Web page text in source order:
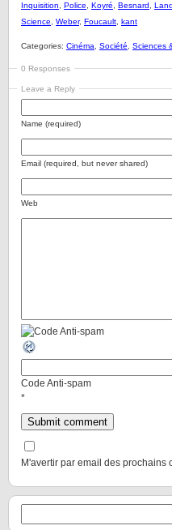
Inquisition
Police Koyré Besnard
Science
Weber, Foucault kant
Categories: Cinéma Société Sciences
0 Responses
Leave a Reply
Name (required)
Email (required, but never shared)
Web
Code Anti-spam
*
M'avertir par email des prochains